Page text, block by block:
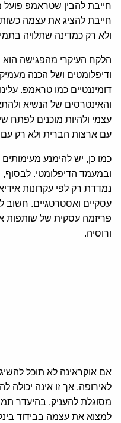
חייבת להבין שטראמפ פועל
חייבת להציג את עצמה
ולא רק כמדינה שתלויה
הלקח העיקרי מהפגישה
ודיפלומטים ושל הכנה
דומיננטיים כמו טראמפ.
והאינטרסים של הנשיא
עצמי ולהיות מוכנים לפתח
עם ארצות הברית ולא רק
כמו כן, יש להימנע
ובמעמד הדיפלומטי. לבסוף,
נמדדת רק לפי עקרונות
עסקיים ואסטרטגיים.
פריזמה עסקית של שותפות
ורוסיה.
אם אוקראינה לא תוכל
לאירופה, אך זו אינה
מסוגלת להעניק. בהיעדר
למצוא את עצמה בבידוד